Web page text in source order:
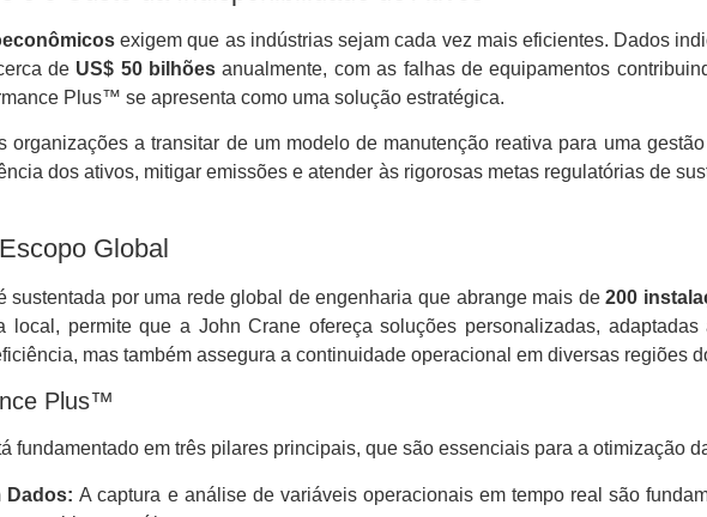
exigem que as indústrias sejam cada vez mais eficientes. Dados
de US$ 50 bilhões anualmente, com as falhas de equipamentos
Plus™ se apresenta como uma solução estratégica.
organizações a transitar de um modelo de manutenção reativa para uma
dos ativos, mitigar emissões e atender às rigorosas metas regulatórias de
Global
por uma rede global de engenharia que abrange mais de200
local, permite que a John Crane ofereça soluções personalizadas,
mas também assegura a continuidade operacional em diversas regiões
Plus™
fundamentado em três pilares principais, que são essenciais para a otimização
Dados: A captura e análise de variáveis operacionais em tempo real são